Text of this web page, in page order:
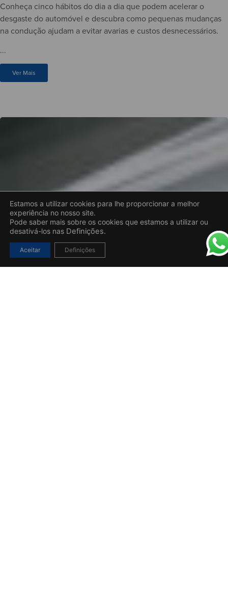
Conheça cinco hábitos do dia a dia que podem acelerar o
desgaste do automóvel e descubra como pequenas mudanças
na condução ajudam a evitar avarias e custos desnecessários.
...
Ver Mais
Estamos a utilizar cookies para lhe proporcionar a melhor
experiência no nosso site.
Pode saber mais sobre os cookies que estamos a utilizar ou
desativá-los nas Definições.
Aceitar Definições